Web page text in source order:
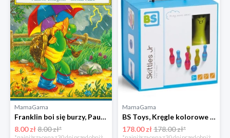
MamaGama
Franklin boi się burzy, Paulette Bourgeois, Brenda Clark Wydawnictwo debit
8.00 zł8.00 zł*
MamaGama
BS Toys, Kręgle kolorowe Bs toys
178.00 zł178.00 zł*